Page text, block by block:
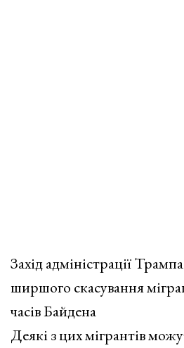
Захід адміністрації
ширшого скасування
часів Байдена
Деякі з цих мігрантів